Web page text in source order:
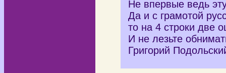
Не впервые ведь
Да и с грамотой
то на 4 строки две
И не лезьте
Григорий